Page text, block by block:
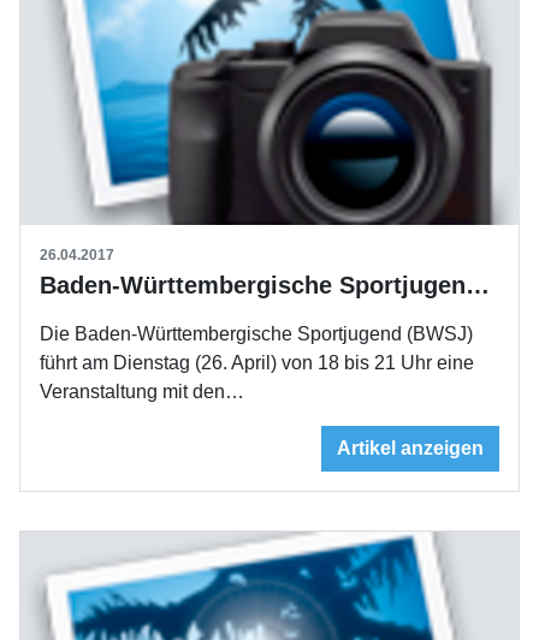
26.04.2017
Baden-Württembergische Sportjugend | Jugendpolitischer Abend am 26. April
Die Baden-Württembergische Sportjugend (BWSJ)
führt am Dienstag (26. April) von 18 bis 21 Uhr eine
Veranstaltung mit den…
Artikel anzeigen